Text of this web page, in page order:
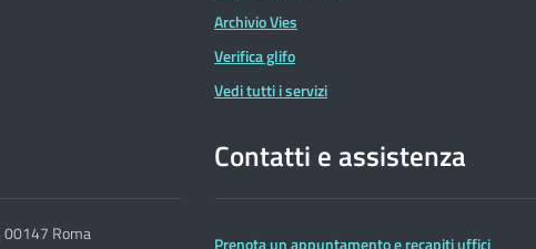
Archivio Vies
Verifica glifo
Vedi tutti i servizi
00147 Roma
Contatti e assistenza